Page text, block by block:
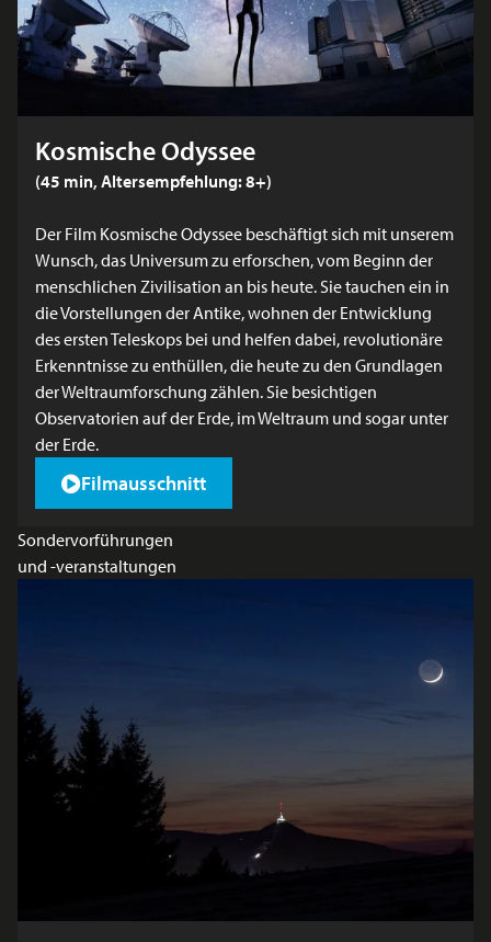
Kosmische Odyssee
(45 min, Altersempfehlung: 8+)
Der Film Kosmische Odyssee beschäftigt sich mit unserem
Wunsch, das Universum zu erforschen, vom Beginn der
menschlichen Zivilisation an bis heute. Sie tauchen ein in
die Vorstellungen der Antike, wohnen der Entwicklung
des ersten Teleskops bei und helfen dabei, revolutionäre
Erkenntnisse zu enthüllen, die heute zu den Grundlagen
der Weltraumforschung zählen. Sie besichtigen
Observatorien auf der Erde, im Weltraum und sogar unter
der Erde.
Filmausschnitt
Sondervorführungen
und -veranstaltungen